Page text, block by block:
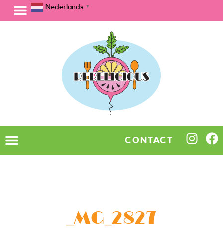
Nederlands ▼
CONTACT
_MG_2827